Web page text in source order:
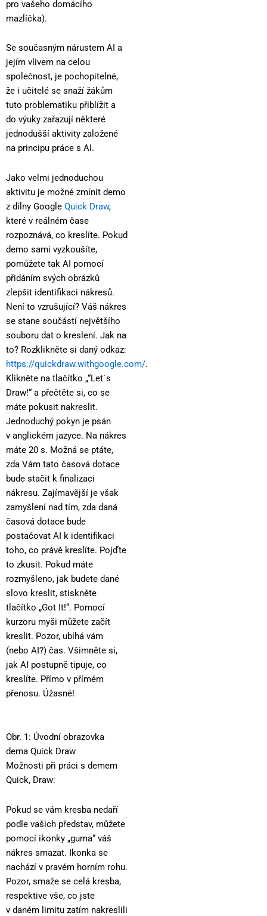
pro vašeho domácího
mazlíčka).
Se současným nárustem AI a
jejím vlivem na celou
společnost, je pochopitelné,
že i učitelé se snaží žákům
tuto problematiku přiblížit a
do výuky zařazují některé
jednodušší aktivity založené
na principu práce s AI.
Jako velmi jednoduchou
aktivitu je možné zmínit demo
z dílny Google Quick Draw,
které v reálném čase
rozpoznává, co kreslíte. Pokud
demo sami vyzkoušíte,
pomůžete tak AI pomocí
přidáním svých obrázků
zlepšit identifikaci nákresů.
Není to vzrušující? Váš nákres
se stane součástí největšího
souboru dat o kreslení. Jak na
to? Rozklikněte si daný odkaz:
https://quickdraw.withgoogle.com/.
Klikněte na tlačítko „“Let´s
Draw!“ a přečtěte si, co se
máte pokusit nakreslit.
Jednoduchý pokyn je psán
v anglickém jazyce. Na nákres
máte 20 s. Možná se ptáte,
zda Vám tato časová dotace
bude stačit k finalizaci
nákresu. Zajímavější je však
zamyšlení nad tím, zda daná
časová dotace bude
postačovat AI k identifikaci
toho, co právě kreslíte. Pojďte
to zkusit. Pokud máte
rozmyšleno, jak budete dané
slovo kreslit, stiskněte
tlačítko „Got It!“. Pomocí
kurzoru myši můžete začít
kreslit. Pozor, ubíhá vám
(nebo AI?) čas. Všimněte si,
jak AI postupně tipuje, co
kreslíte. Přímo v přímém
přenosu. Úžasné!
Obr. 1: Úvodní obrazovka
dema Quick Draw
Možnosti při práci s demem
Quick, Draw:
Pokud se vám kresba nedaří
podle vašich představ, můžete
pomocí ikonky „guma“ váš
nákres smazat. Ikonka se
nachází v pravém horním rohu.
Pozor, smaže se celá kresba,
respektive vše, co jste
v daném limitu zatím nakreslili